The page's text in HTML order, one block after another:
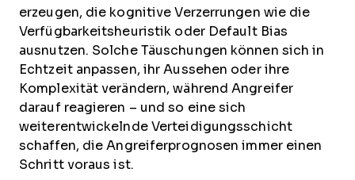
erzeugen, die kognitive Verzerrungen wie die
Verfügbarkeitsheuristik oder Default Bias
ausnutzen. Solche Täuschungen können sich in
Echtzeit anpassen, ihr Aussehen oder ihre
Komplexität verändern, während Angreifer
darauf reagieren – und so eine sich
weiterentwickelnde Verteidigungsschicht
schaffen, die Angreiferprognosen immer einen
Schritt voraus ist.